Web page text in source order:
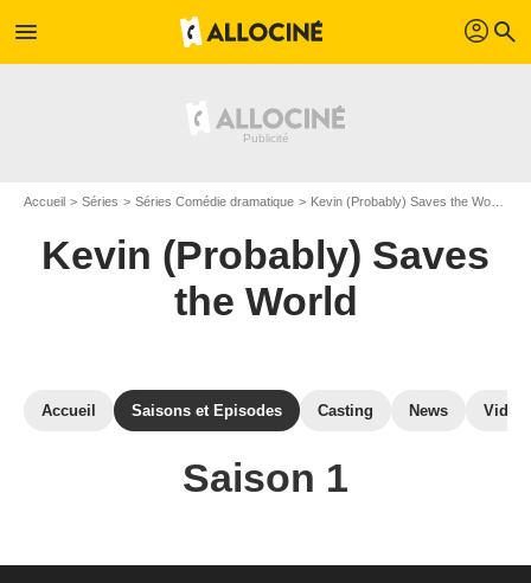
menu profil search
Accueil Séries Séries Comédie dramatique Kevin (Probably) Saves the World
Kevin (Probably) Saves
the World
Accueil Saisons et Episodes Casting News
Saison 1